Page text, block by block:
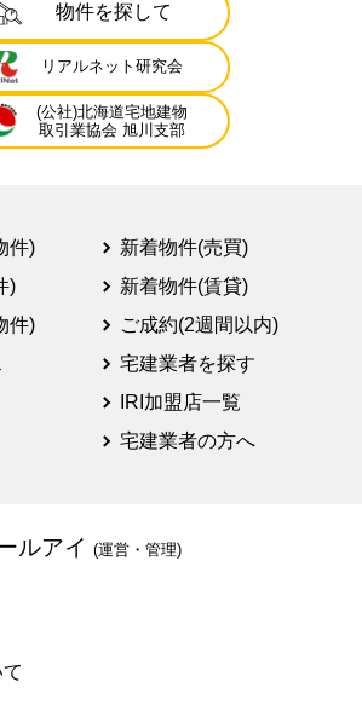
物件を探して
リアルネット研究会
(公社)北海道宅地建物
取引業協会 旭川支部
件)
)
件)
新着物件(売買)
新着物件(賃貸)
ご成約(2週間以内)
宅建業者を探す
IRI加盟店一覧
宅建業者の方へ
ルアイ (運営・管理)